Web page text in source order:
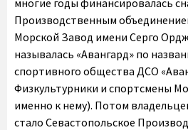
многие годы финансировалась
Производственным
Морской Завод имени Серго
называлась «Авангард» по
спортивного общества ДСО
Физкультурники и спортсмены
именно к нему). Потом
стало Севастопольское